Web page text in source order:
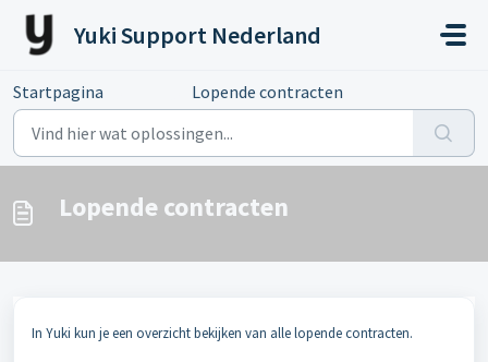
Doorgaan naar hoofdinhoud
Yuki Support Nederland
Startpagina Lopende contracten
Lopende contracten
In Yuki kun je een overzicht bekijken van alle lopende contracten.